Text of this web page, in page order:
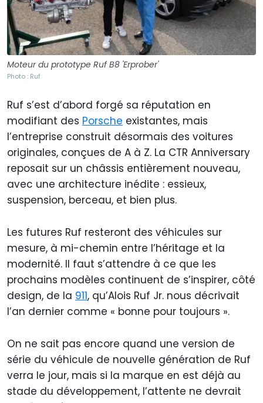
Moteur du prototype Ruf B8 'Erprober'
Photo : Ruf
Ruf s’est d’abord forgé sa réputation en
modifiant des Porsche existantes, mais
l’entreprise construit désormais des voitures
originales, conçues de A à Z. La CTR Anniversary
reposait sur un châssis entièrement nouveau,
avec une architecture inédite : essieux,
suspension, berceau, et bien plus.
Les futures Ruf resteront des véhicules sur
mesure, à mi-chemin entre l’héritage et la
modernité. Il faut s’attendre à ce que les
prochains modèles continuent de s’inspirer, côté
design, de la 911, qu’Alois Ruf Jr. nous décrivait
l’an dernier comme « bonne pour toujours ».
On ne sait pas encore quand une version de
série du véhicule de nouvelle génération de Ruf
verra le jour, mais si la marque en est déjà au
stade du développement, l’attente ne devrait